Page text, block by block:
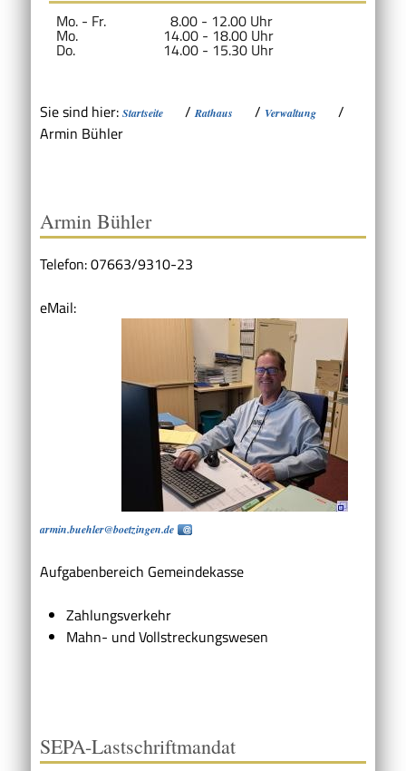
Mo. - Fr. 8.00 - 12.00 Uhr
Mo. 14.00 - 18.00 Uhr
Do. 14.00 - 15.30 Uhr
Sie sind hier: Startseite /Rathaus / Verwaltung
/
Armin Bühler
Armin Bühler
Telefon: 07663/9310-23
eMail:
armin.buehler@boetzingen.de
Aufgabenbereich Gemeindekasse
Zahlungsverkehr
Mahn- und Vollstreckungswesen
SEPA-Lastschriftmandat